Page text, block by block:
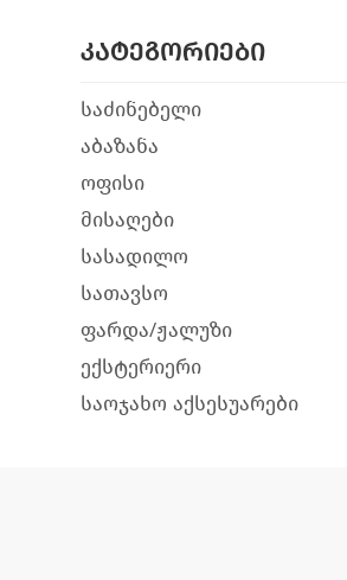
კატეგორიები
საძინებელი
აბაზანა
ოფისი
მისაღები
სასადილო
სათავსო
ფარდა/ჟალუზი
ექსტერიერი
საოჯახო აქსესუარები